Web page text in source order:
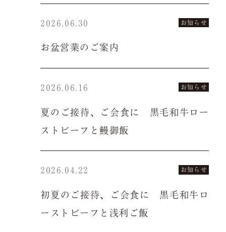
よくある質問
お問い合わせ
2026.06.30 お知らせ
お盆営業のご案内
2026.06.16 お知らせ
夏のご接待、ご会食に 黒毛和牛ロー
ストビーフと鰻御飯
2026.04.22 お知らせ
初夏のご接待、ご会食に 黒毛和牛ロ
ーストビーフと浅利ご飯